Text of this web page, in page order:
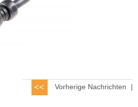
Vorherige Nachrichten |